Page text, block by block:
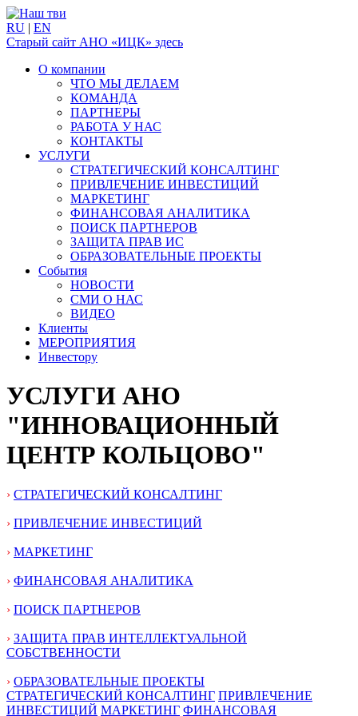
RU | EN
Старый сайт АНО «ИЦК» здесь
О компании
ЧТО МЫ ДЕЛАЕМ
КОМАНДА
ПАРТНЕРЫ
РАБОТА У НАС
КОНТАКТЫ
УСЛУГИ
СТРАТЕГИЧЕСКИЙ КОНСАЛТИНГ
ПРИВЛЕЧЕНИЕ ИНВЕСТИЦИЙ
МАРКЕТИНГ
ФИНАНСОВАЯ АНАЛИТИКА
ПОИСК ПАРТНЕРОВ
ЗАЩИТА ПРАВ ИС
ОБРАЗОВАТЕЛЬНЫЕ ПРОЕКТЫ
События
НОВОСТИ
СМИ О НАС
ВИДЕО
Клиенты
МЕРОПРИЯТИЯ
Инвестору
УСЛУГИ АНО
"ИННОВАЦИОННЫЙ
ЦЕНТР КОЛЬЦОВО"
› СТРАТЕГИЧЕСКИЙ КОНСАЛТИНГ
› ПРИВЛЕЧЕНИЕ ИНВЕСТИЦИЙ
› МАРКЕТИНГ
› ФИНАНСОВАЯ АНАЛИТИКА
› ПОИСК ПАРТНЕРОВ
› ЗАЩИТА ПРАВ ИНТЕЛЛЕКТУАЛЬНОЙ
СОБСТВЕННОСТИ
› ОБРАЗОВАТЕЛЬНЫЕ ПРОЕКТЫ
СТРАТЕГИЧЕСКИЙ КОНСАЛТИНГ ПРИВЛЕЧЕНИЕ
ИНВЕСТИЦИЙ МАРКЕТИНГ ФИНАНСОВАЯ